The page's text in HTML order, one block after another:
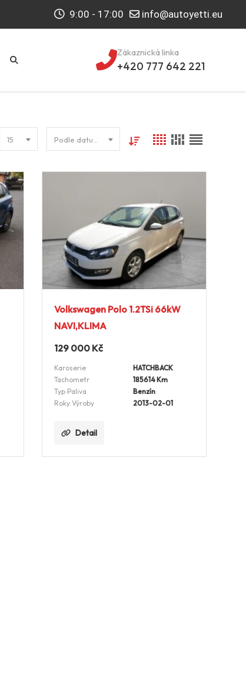
9:00 - 17:00 info@autoyetti.eu
Zákaznická linka
+420 777 642 221
15
Volkswagen Polo 1.2TSi 66kW
NAVI,KLIMA
129 000 Kč
Karoserie
HATCHBACK
Tachometr
185614 Km
Typ Paliva
Benzín
Roky Výroby
2013-02-01
Detail